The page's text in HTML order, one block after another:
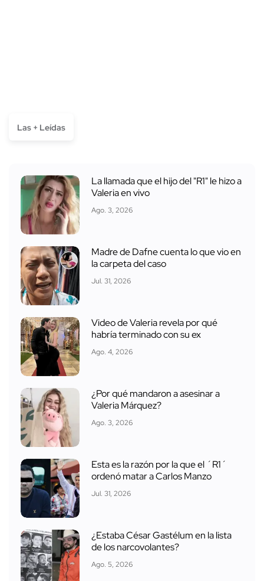
Las + Leídas
La llamada que el hijo del "R1" le hizo a
Valeria en vivo
Ago. 3, 2026
Madre de Dafne cuenta lo que vio en
la carpeta del caso
Jul. 31, 2026
Video de Valeria revela por qué
habría terminado con su ex
Ago. 4, 2026
¿Por qué mandaron a asesinar a
Valeria Márquez?
Ago. 3, 2026
Esta es la razón por la que el ´R1´
ordenó matar a Carlos Manzo
Jul. 31, 2026
¿Estaba César Gastélum en la lista
de los narcovolantes?
Ago. 5, 2026